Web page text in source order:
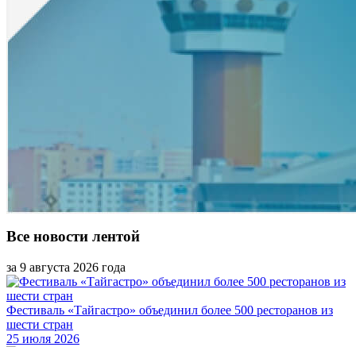
Все новости лентой
за 9 августа 2026 года
Фестиваль «Тайгастро» объединил более 500 ресторанов из
шести стран
25 июля 2026